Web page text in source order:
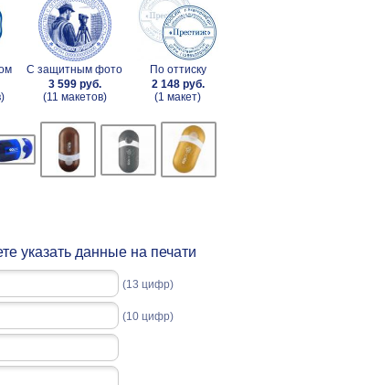
С защитным фото
3 599 руб.
(11 макетов)
По оттиску
2 148 руб.
(1 макет)
указать данные на печати
(13 цифр)
(10 цифр)